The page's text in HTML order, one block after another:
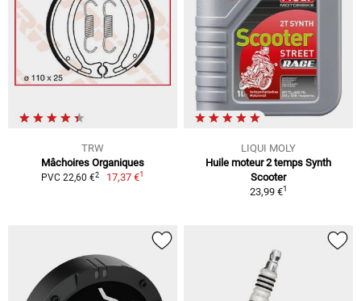
TRW
Mâchoires Organiques
PVC 22,60 €2 17,37 €1
LIQUI MOLY
Huile moteur 2 temps Synth
Scooter
23,99 €1